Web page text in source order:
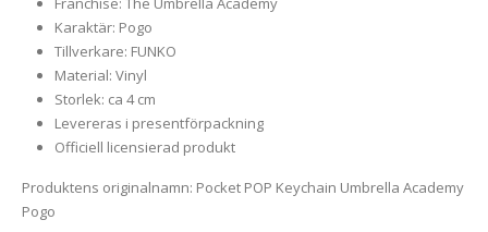
Karaktär: Pogo
Tillverkare: FUNKO
Material: Vinyl
Storlek: ca 4 cm
Levereras i presentförpackning
Officiell licensierad produkt
Produktens originalnamn: Pocket POP Keychain Umbrella Academy
Pogo